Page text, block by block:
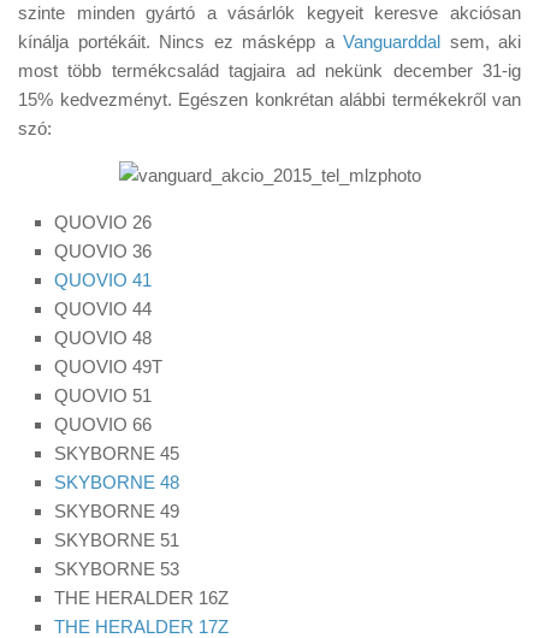
Érdekességek
Helyszíni Riport
E-BB
szinte minden gyártó a vásárlók kegyeit keresve akciósan
kínálja portékáit. Nincs ez másképp a Vanguarddal sem, aki
most több termékcsalád tagjaira ad nekünk december 31-ig
15% kedvezményt. Egészen konkrétan alábbi termékekről van
szó:
QUOVIO 26
QUOVIO 36
QUOVIO 41
QUOVIO 44
QUOVIO 48
QUOVIO 49T
QUOVIO 51
QUOVIO 66
SKYBORNE 45
SKYBORNE 48
SKYBORNE 49
SKYBORNE 51
SKYBORNE 53
THE HERALDER 16Z
THE HERALDER 17Z